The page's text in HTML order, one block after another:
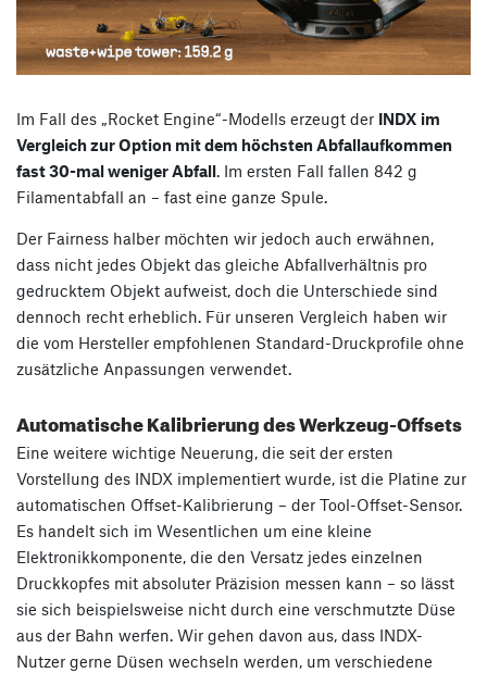
Im Fall des „Rocket Engine“-Modells erzeugt der INDX im
Vergleich zur Option mit dem höchsten Abfallaufkommen
fast 30-mal weniger Abfall. Im ersten Fall fallen 842 g
Filamentabfall an – fast eine ganze Spule.
Der Fairness halber möchten wir jedoch auch erwähnen,
dass nicht jedes Objekt das gleiche Abfallverhältnis pro
gedrucktem Objekt aufweist, doch die Unterschiede sind
dennoch recht erheblich. Für unseren Vergleich haben wir
die vom Hersteller empfohlenen Standard-Druckprofile ohne
zusätzliche Anpassungen verwendet.
Automatische Kalibrierung des Werkzeug-Offsets
Eine weitere wichtige Neuerung, die seit der ersten
Vorstellung des INDX implementiert wurde, ist die Platine zur
automatischen Offset-Kalibrierung – der Tool-Offset-Sensor.
Es handelt sich im Wesentlichen um eine kleine
Elektronikkomponente, die den Versatz jedes einzelnen
Druckkopfes mit absoluter Präzision messen kann – so lässt
sie sich beispielsweise nicht durch eine verschmutzte Düse
aus der Bahn werfen. Wir gehen davon aus, dass INDX-
Nutzer gerne Düsen wechseln werden, um verschiedene